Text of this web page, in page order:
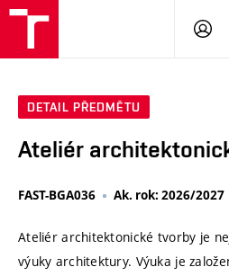
DETAIL PŘEDMĚTU
Ateliér
FAST-BGA036 Ak. rok: 2026/2027
Ateliér architektonické tvorby je
výuky architektury. Výuka je